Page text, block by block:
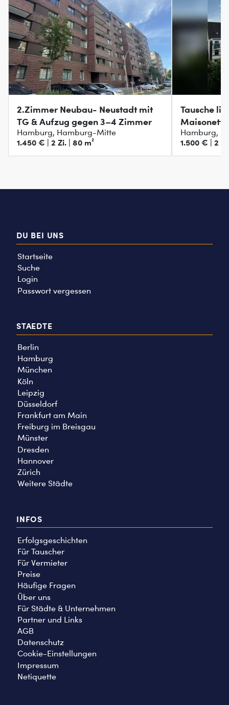
2.Zimmer Neubau- Neustadt mit
TG & Aufzug gegen 3–4 Zimmer
Hamburg, Hamburg-Mitte
1.450 € | 2 Zi. | 80 m²
Tausche
Hamburg,
1.500 € | 2
DU BEI UNS
Startseite
Suche
Login
Passwort vergessen
STAEDTE
Berlin
Hamburg
München
Köln
Leipzig
Düsseldorf
Frankfurt am Main
Freiburg im Breisgau
Münster
Dresden
Hannover
Zürich
Weitere Städte
INFOS
Erfolgsgeschichten
Für Tauscher
Für Vermieter
Preise
Häufige Fragen
Über uns
Für Städte & Unternehmen
Partner und Links
AGB
Datenschutz
Cookie-Einstellungen
Impressum
Netiquette